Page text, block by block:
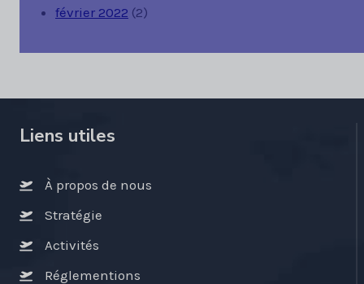
février 2022 (2)
Liens utiles
À propos de nous
Stratégie
Activités
Réglementions